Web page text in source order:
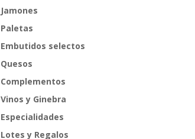
Jamones
Paletas
Embutidos selectos
Quesos
Complementos
Vinos y Ginebra
Especialidades
Lotes y Regalos